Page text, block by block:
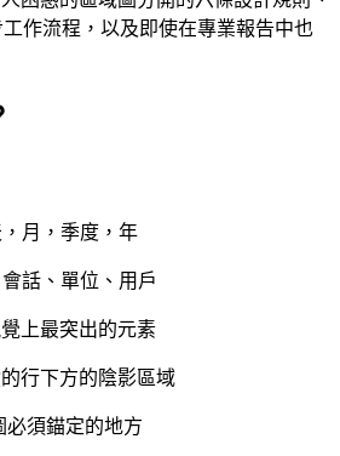
工作流程，以及即使在專業報告中也
月，季度，年
話、單位、用戶
上最突出的元素
行下方的陰影區域
必須錨定的地方